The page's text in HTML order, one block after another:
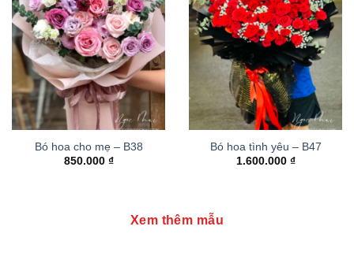
Bó hoa cho mẹ – B38
850.000 ₫
Bó hoa tình yêu – B47
1.600.000 ₫
Xem thêm mẫu